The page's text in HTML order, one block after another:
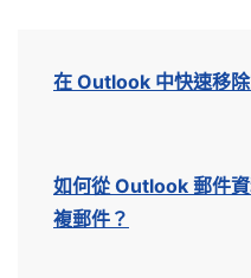
在 Outlook 中快速移
如何從 Outlook 郵件
複郵件？